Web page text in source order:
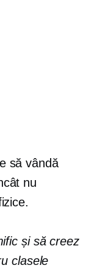
să vândă
nu
și să creez
clasele